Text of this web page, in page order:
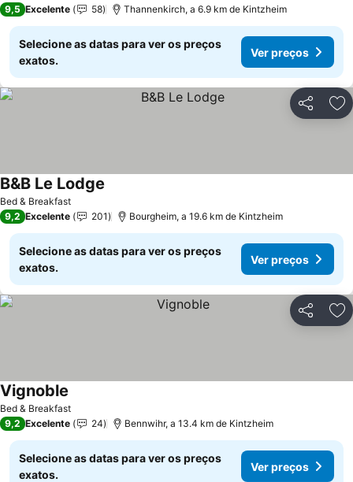
9,5 Excelente 58 Thannenkirch, a 6.9 km de Kintzheim
Selecione as datas para ver os preços
exatos.
Ver preços
Partilhar
Bed & Breakfast
B&B Le Lodge
9,2 Excelente 201 Bourgheim, a 19.6 km de Kintzheim
Selecione as datas para ver os preços
exatos.
Ver preços
Partilhar
Bed & Breakfast
Vignoble
9,2 Excelente 24 Bennwihr, a 13.4 km de Kintzheim
Selecione as datas para ver os preços
exatos.
Ver preços